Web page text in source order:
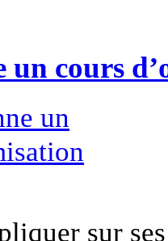
un cours
sur